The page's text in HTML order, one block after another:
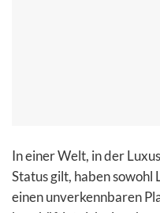
In einer Welt, in der
Status gilt, haben sowohl
einen unverkennbaren